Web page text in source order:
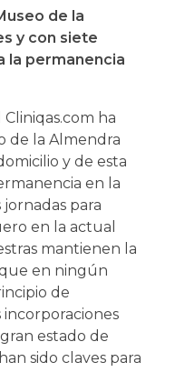
de la
y con siete
la permanencia
ha
de la Almendra
y de esta
en la
para
en la actual
mantienen la
en ningún
de
estado de
sido claves para